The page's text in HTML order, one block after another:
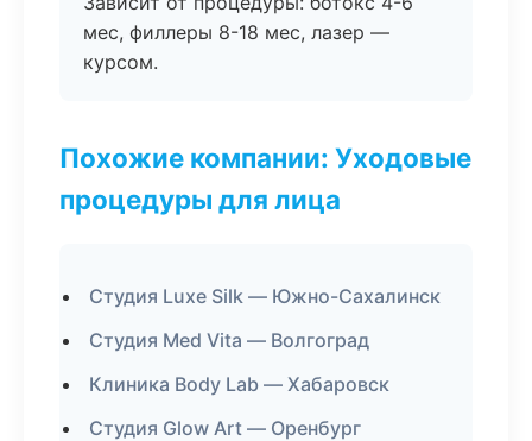
мес, филлеры 8-18 мес, лазер —
курсом.
Похожие компании: Уходовые
процедуры для лица
Студия Luxe Silk — Южно-Сахалинск
Студия Med Vita — Волгоград
Клиника Body Lab — Хабаровск
Студия Glow Art — Оренбург